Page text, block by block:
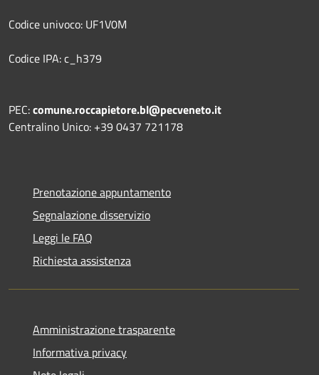
Codice univoco: UF1V0M
Codice IPA: c_h379
PEC:comune.roccapietore.bl@pecveneto.it
Centralino Unico: +39 0437 721178
Prenotazione appuntamento
Segnalazione disservizio
Leggi le FAQ
Richiesta assistenza
Amministrazione trasparente
Informativa privacy